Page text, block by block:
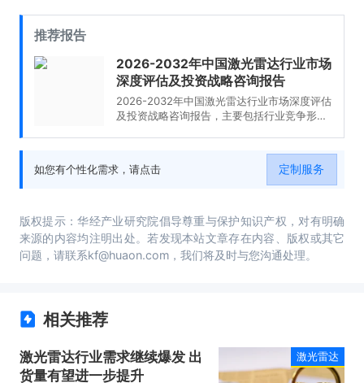
推荐报告
2026-2032年中国激光雷达行业市场
深度评估及投资战略咨询报告
2026-2032年中国激光雷达行业市场深度评估
及投资战略咨询报告，主要包括行业竞争形势
如您有个性化需求，请点击
定制服务
版权提示：华经产业研究院倡导尊重与保护知识产权，对有明确
来源的内容均注明出处。若发现本站文章存在内容、版权或其它
问题，请联系kf@huaon.com，我们将及时与您沟通处理。
相关推荐
激光雷达行业需求继续爆发 出
货量有望进一步提升
激光雷达